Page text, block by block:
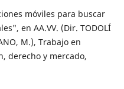
móviles para buscar
en AA.VV. (Dir. TODOLÍ
M.), Trabajo en
derecho y mercado,